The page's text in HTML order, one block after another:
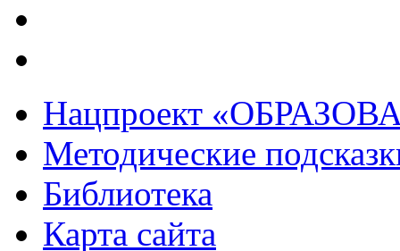
Нацпроект
Методические
Библиотека
Карта сайта